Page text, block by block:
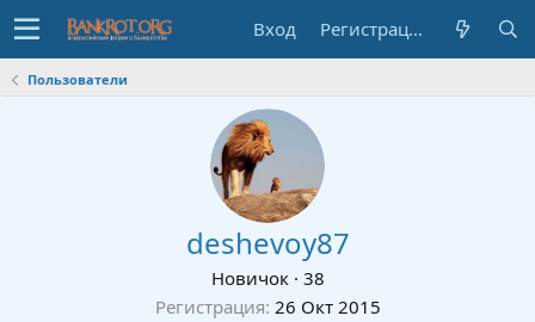
Вход Регистрация
Пользователи
deshevoy87
Новичок · 38
Регистрация 26 Окт 2015